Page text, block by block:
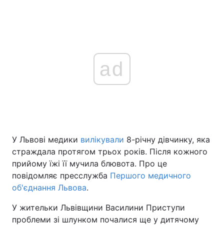
ad
У Львові медики вилікували 8-річну дівчинку, яка
страждала протягом трьох років. Після кожного
прийому їжі її мучила блювота. Про це
повідомляє пресслужба Першого медичного
об'єднання Львова.
У жительки Львівщини Василини Приступи
проблеми зі шлунком почалися ще у дитячому